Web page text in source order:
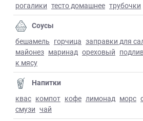
рогалики тесто домашнее трубочки
Соусы
бешамель горчица заправки для
майонез маринад ореховый
к мясу
Напитки
квас компот кофе лимонад морс
смузи чай